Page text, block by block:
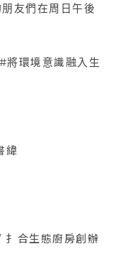
友們在周日午後
環境意識融入生
緯
合生態廚房創辦